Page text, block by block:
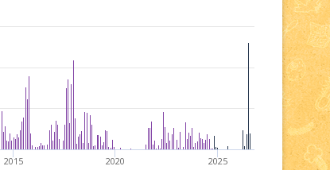
2015 2020 2025